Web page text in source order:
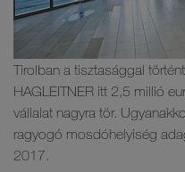
Tirolban a tisztasággal
HAGLEITNER itt 2,5 millió
vállalat nagyra tör.
ragyogó mosdóhelyiség
2017.